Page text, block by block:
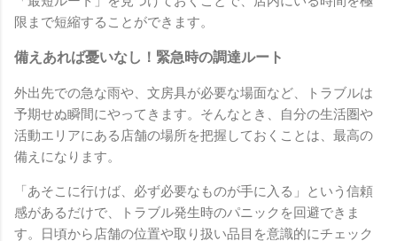
限まで短縮することができます。
備えあれば憂いなし！緊急時の調達ルート
外出先での急な雨や、文房具が必要な場面など、トラブルは
予期せぬ瞬間にやってきます。そんなとき、自分の生活圏や
活動エリアにある店舗の場所を把握しておくことは、最高の
備えになります。
「あそこに行けば、必ず必要なものが手に入る」という信頼
感があるだけで、トラブル発生時のパニックを回避できま
す。日頃から店舗の位置や取り扱い品目を意識的にチェック